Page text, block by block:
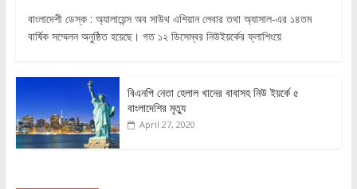
বাংলাদেশী ডেস্ক : অ্যালায়েন্স অব সাউথ এশিয়ান লেবার তথা অ্যাসাল-এর ১৪তম
বার্ষিক সম্মেলন অনুষ্ঠিত হয়েছে। গত ১২ ডিসেম্বর নিউইয়র্কের ফ্লাশিংয়ে
বিএনপি নেতা হেলাল খানের বাবাসহ নিউ ইয়র্কে ৫
বাংলাদেশির মৃত্যু
April 27, 2020